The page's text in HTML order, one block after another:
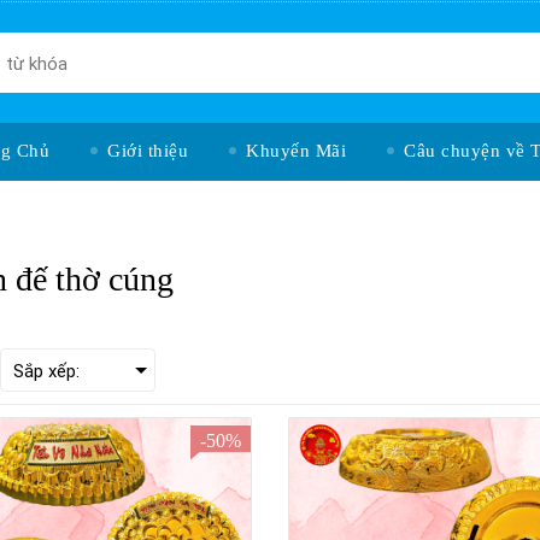
Chủ Giới thiệu Khuyến Mãi Câu chuyện về
đế thờ cúng
-50%